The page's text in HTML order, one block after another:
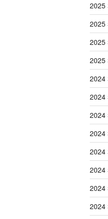
2025
2025
2025
2025
2024
2024
2024
2024
2024
2024
2024
2024